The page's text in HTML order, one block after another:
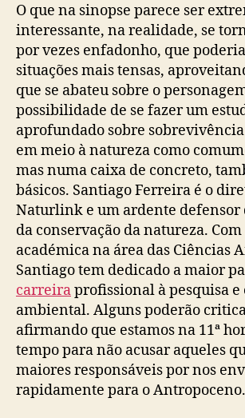
O que na sinopse parece ser
interessante, na realidade, se
por vezes enfadonho, que
situações mais tensas,
que se abateu sobre o
possibilidade de se fazer um
aprofundado sobre
em meio à natureza como
mas numa caixa de concreto,
básicos. Santiago Ferreira é o
Naturlink e um ardente defensor
da conservação da natureza.
académica na área das Ciências
Santiago tem dedicado a maior
carreiraprofissional à pesquisa e
ambiental. Alguns poderão
afirmando que estamos na 11ª
tempo para não acusar aqueles
maiores responsáveis ​​por nos
rapidamente para o Antropoceno.